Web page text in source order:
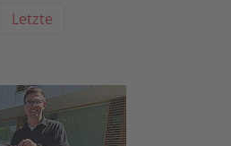
Letzte